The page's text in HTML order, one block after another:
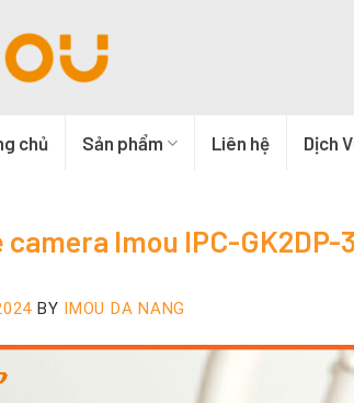
chủ Sản phẩm Liên hệ Dịch
camera Imou IPC-
BY IMOU DA NANG